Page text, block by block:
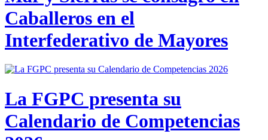
Caballeros en el
Interfederativo de Mayores
La FGPC presenta su
Calendario de Competencias